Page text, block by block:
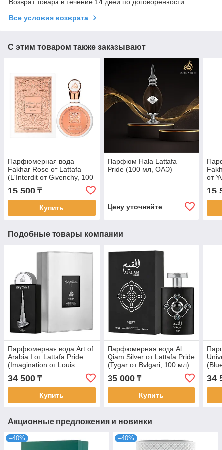
Возврат товара в течение 14 дней по договоренности
Все условия возврата
С этим товаром также заказывают
Парфюмерная вода
Fakhar Rose от Lattafa
(L'Interdit от Givenchy, 100
15 500 ₸
Купить
Парфюм Hala Lattafa
Pride (100 мл, ОАЭ)
Цену уточняйте
от
15
Подобные товары компании
Парфюмерная вода Art of
Arabia I от Lattafa Pride
(Imagination от Louis
34 500 ₸
Купить
Парфюмерная вода Al
Qiam Silver от Lattafa Pride
(Tygar от Bvlgari, 100 мл)
35 000₸
Купить
34
Акционные предложения и новинки
–40% –40%